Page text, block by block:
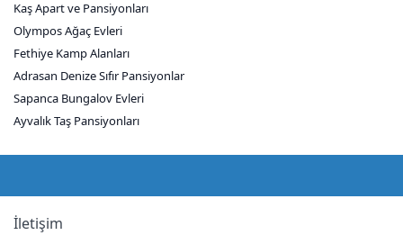
Kaş Apart ve Pansiyonları
Olympos Ağaç Evleri
Fethiye Kamp Alanları
Adrasan Denize Sıfır Pansiyonlar
Sapanca Bungalov Evleri
Ayvalık Taş Pansiyonları
İletişim